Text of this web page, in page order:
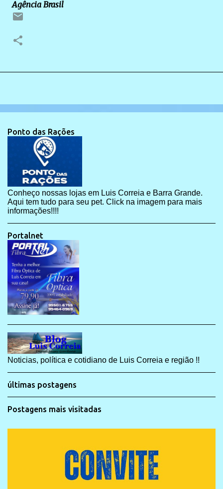
Agência Brasil
Ponto das Rações
Conheço nossas lojas em Luis Correia e Barra Grande.
Aqui tem tudo para seu pet. Click na imagem para mais
informações!!!!
Portalnet
Noticias, política e cotidiano de Luis Correia e região !!
últimas postagens
Postagens mais visitadas